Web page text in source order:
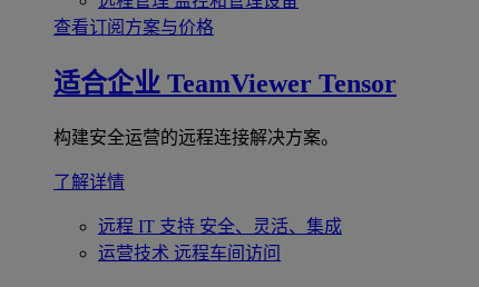
查看订阅方案与价格
适合企业 TeamViewer Tensor
构建安全运营的远程连接解决方案。
了解详情
远程 IT 支持 安全、灵活、集成
运营技术 远程车间访问